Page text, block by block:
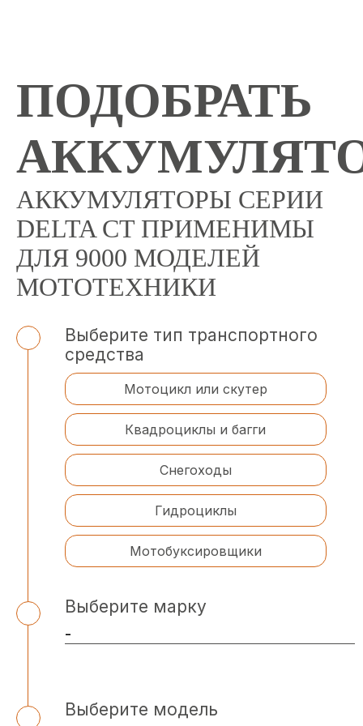
ПОДОБРАТЬ
АККУМУЛЯТОРЫ СЕРИИ
DELTA CT ПРИМЕНИМЫ
ДЛЯ 9000 МОДЕЛЕЙ
МОТОТЕХНИКИ
Выберите тип транспортного
средства
Мотоцикл или скутер
Квадроциклы и багги
Снегоходы
Гидроциклы
Мотобуксировщики
Выберите марку
Выберите модель